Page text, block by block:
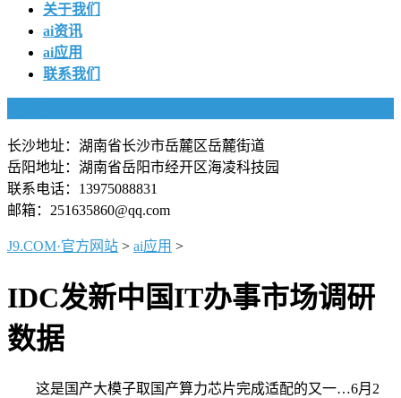
关于我们
ai资讯
ai应用
联系我们
长沙地址：湖南省长沙市岳麓区岳麓街道
岳阳地址：湖南省岳阳市经开区海凌科技园
联系电话：13975088831
邮箱：251635860@qq.com
J9.COM·官方网站 > ai应用 >
IDC发新中国IT办事市场调研
数据
这是国产大模子取国产算力芯片完成适配的又一…6月2